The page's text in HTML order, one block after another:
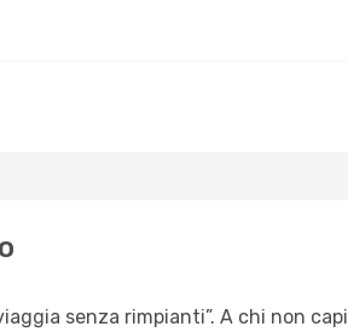
senza rimpianti”. A chi non